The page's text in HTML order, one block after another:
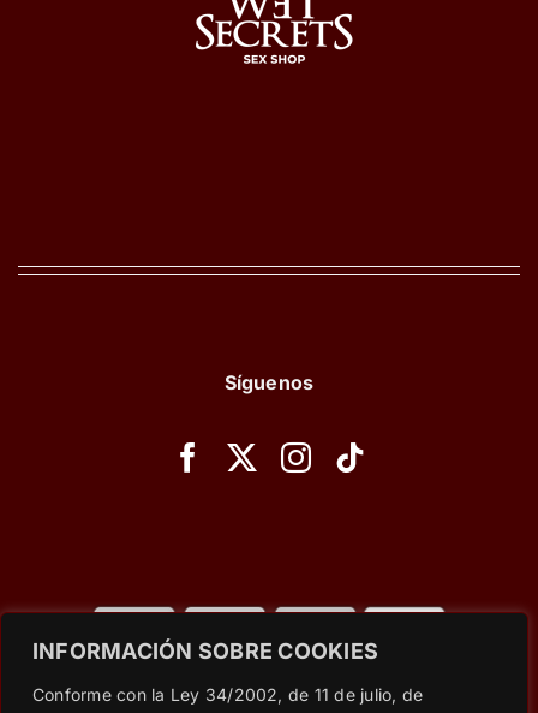
INFORMACIÓN SOBRE COOKIES
Conforme con la Ley 34/2002, de 11 de julio, de
Síguenos
© Copyright 2023 - 2026 | Wet Secrets | All Rights